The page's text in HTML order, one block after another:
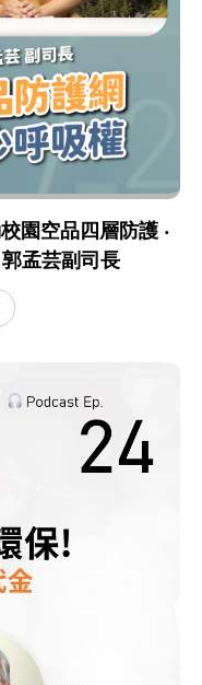
園空品四層防護 ‧
孟芸副司長